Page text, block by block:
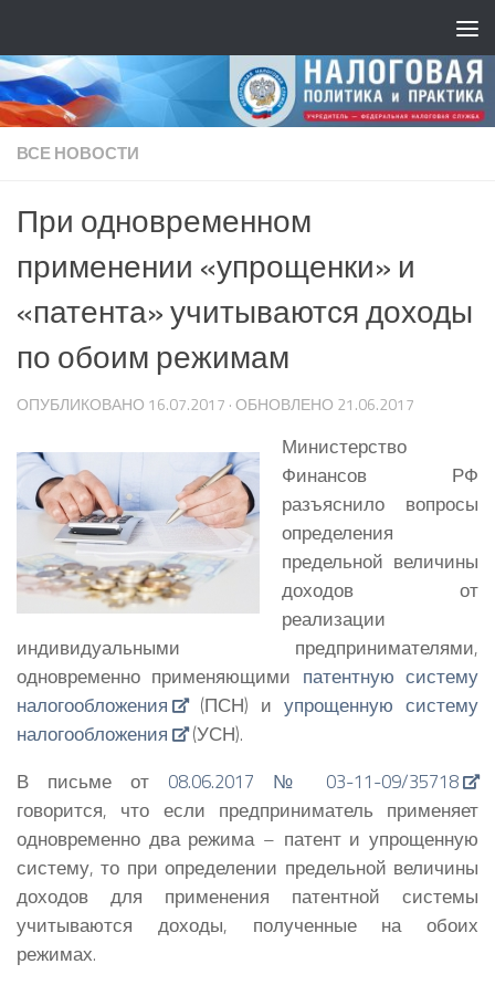
ВСЕ НОВОСТИ
При одновременном
применении «упрощенки» и
«патента» учитываются доходы
по обоим режимам
ОПУБЛИКОВАНО 16.07.2017 · ОБНОВЛЕНО 21.06.2017
Министерство
Финансов РФ
разъяснило вопросы
определения
предельной величины
доходов от
реализации
индивидуальными предпринимателями,
одновременно применяющими патентную систему
налогообложения
(ПСН) и упрощенную систему
налогообложения
(УСН).
В письме от 08.06.2017 № 03-11-09/35718
говорится, что если предприниматель применяет
одновременно два режима – патент и упрощенную
систему, то при определении предельной величины
доходов для применения патентной системы
учитываются доходы, полученные на обоих
режимах.